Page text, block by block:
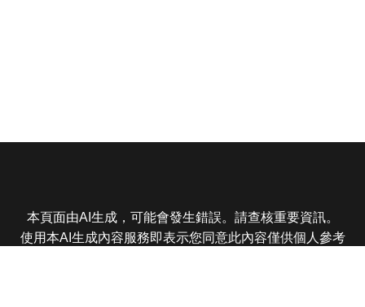
本頁面由AI生成，可能會發生錯誤。請查核重要資訊。
使用本AI生成內容服務即表示您同意此內容僅供個人參考